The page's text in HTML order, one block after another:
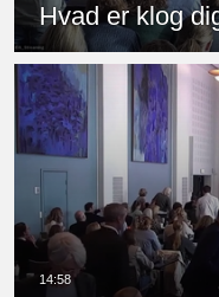
Hvad er klog